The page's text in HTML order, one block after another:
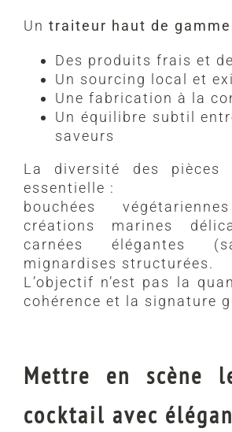
Un traiteur haut de gamme
Des produits frais et
Un sourcing local et
Une fabrication à la
Un équilibre subtil
saveurs
La diversité des pièces
essentielle :
bouchées
créations marines
carnées élégantes
mignardises structurées.
L’objectif n’est pas la
cohérence et la signature
Mettre en scène
cocktail avec